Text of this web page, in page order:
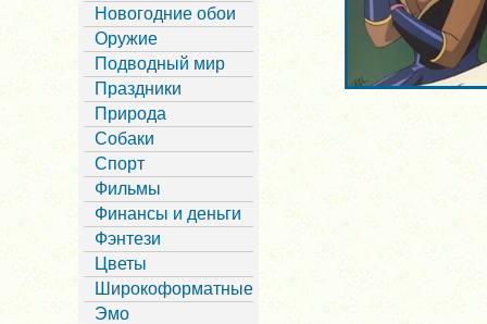
Новогодние обои
Оружие
Подводный мир
Праздники
Природа
Собаки
Спорт
Фильмы
Финансы и деньги
Фэнтези
Цветы
Широкоформатные
Эмо